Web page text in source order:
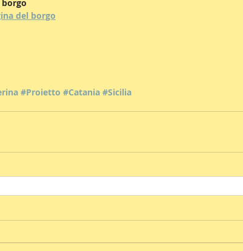
del borgo
#Proietto #Catania #Sicilia